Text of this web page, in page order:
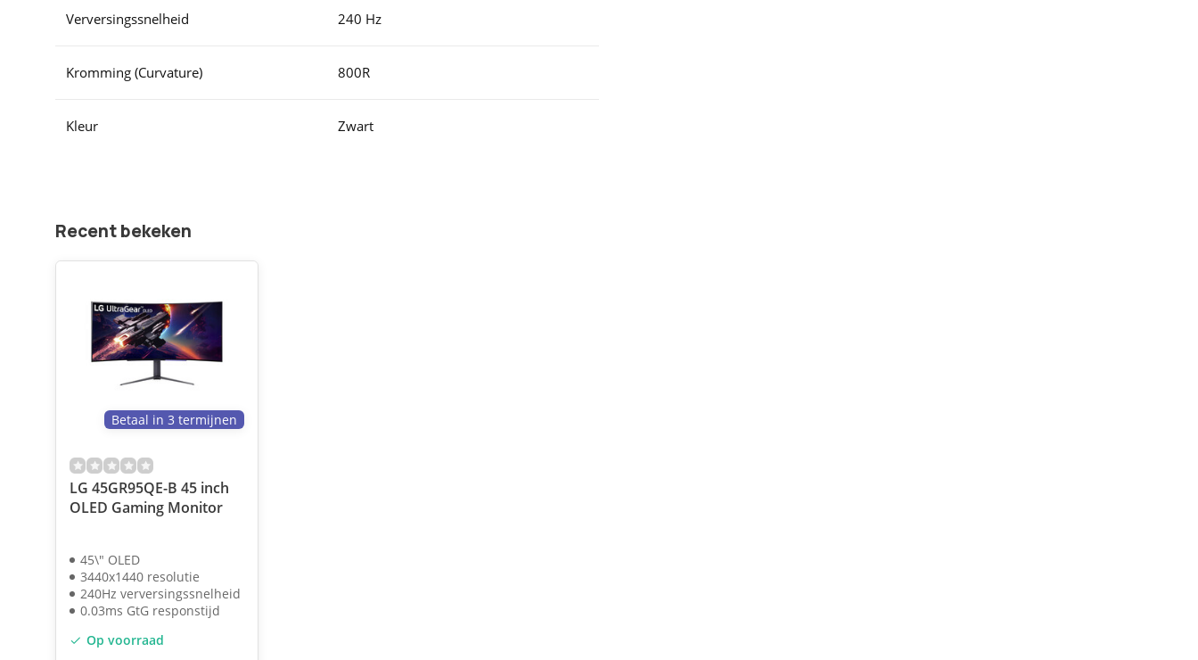
Verversingssnelheid 240 Hz
Kromming (Curvature) 800R
Kleur Zwart
Recent bekeken
Betaal in 3 termijnen
LG 45GR95QE-B 45 inch
OLED Gaming Monitor
45\" OLED
3440x1440 resolutie
240Hz verversingssnelheid
0.03ms GtG responstijd
Op voorraad